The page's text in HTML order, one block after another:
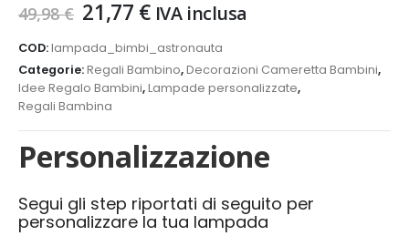
49,98€ Il
prezzo
originale
era:
49,98 €.
21,77 €Il
attuale
è:
21,77 €.
IVA inclusa
COD:lampada_bimbi_astronauta
Categorie:Regali Bambino,Decorazioni Cameretta Bambini,
Idee Regalo Bambini,Lampade personalizzate,
Regali Bambina
Personalizzazione
Segui gli step riportati di seguito per
personalizzare la tua lampada